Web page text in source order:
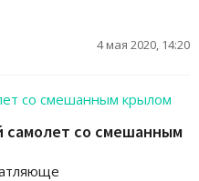
4 мая 2020, 14:20
самолет со смешанным